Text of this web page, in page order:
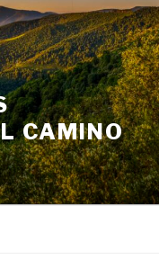
CAMINO